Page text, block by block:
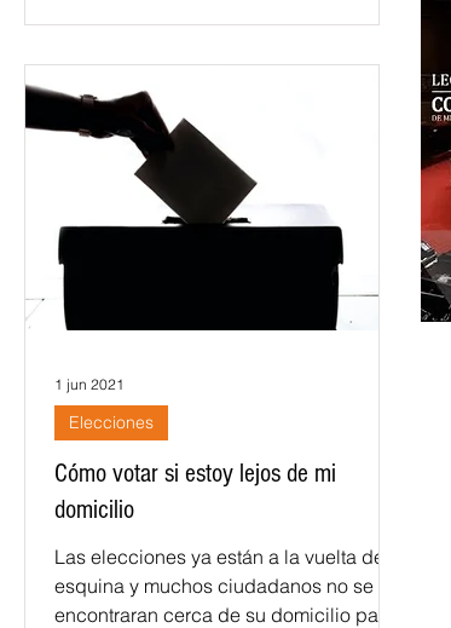
Cómo votar si estoy lejos de mi
domicilio
Las elecciones ya están a la vuelta de la
esquina y muchos ciudadanos no se
encontraran cerca de su domicilio para
Elecciones
1 jun 2021